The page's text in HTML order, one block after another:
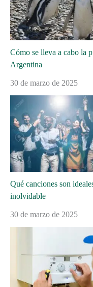
Cómo se lleva a cabo la
Argentina
30 de marzo de 2025
Qué canciones son
inolvidable
30 de marzo de 2025